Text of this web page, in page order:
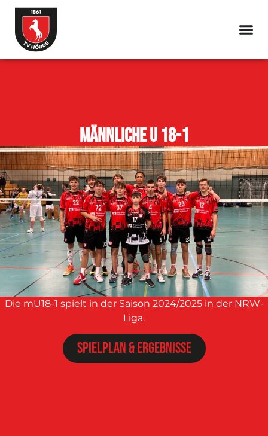
männliche U 18-1
Die mU18-1 spielt in der Saison 2024/2025 in der NRW-
Liga.
Spielplan & Ergebnisse